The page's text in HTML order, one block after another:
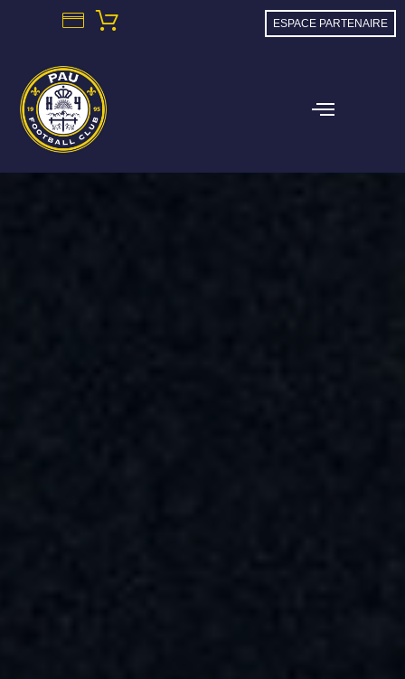
ESPACE PARTENAIRE